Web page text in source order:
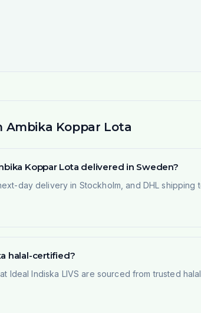
Ambika Koppar Lota
Koppar Lota delivered in Sweden?
day delivery in Stockholm, and DHL
halal-certified?
Ideal Indiska LIVS are sourced from trusted